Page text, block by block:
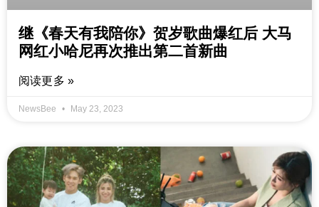
继《春天有我陪你》贺岁歌曲爆红后 大马
网红小哈尼再次推出第二首新曲
阅读更多 »
NewsBee May 23, 2023